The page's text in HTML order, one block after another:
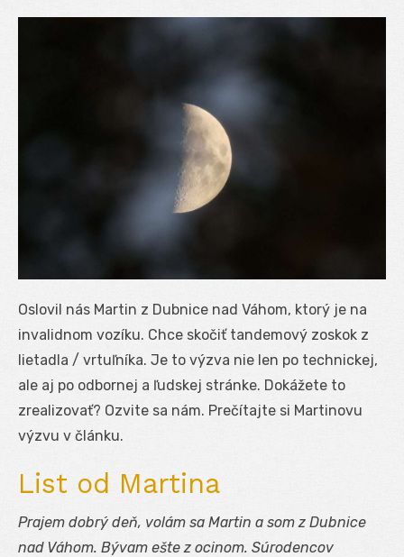
Oslovil nás Martin z Dubnice nad Váhom, ktorý je na
invalidnom vozíku. Chce skočiť tandemový zoskok z
lietadla / vrtuľníka. Je to výzva nie len po technickej,
ale aj po odbornej a ľudskej stránke. Dokážete to
zrealizovať? Ozvite sa nám. Prečítajte si Martinovu
výzvu v článku.
List od Martina
Prajem dobrý deň, volám sa Martin a som z Dubnice
nad Váhom. Bývam ešte z ocinom. Súrodencov